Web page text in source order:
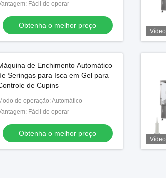
Fácil de operar
Obtenha o melhor preço
Vídeo
de Enchimento Automático
Seringas para Isca em Gel para
de Cupins
de operação: Automático
Fácil de operar
Obtenha o melhor preço
Vídeo